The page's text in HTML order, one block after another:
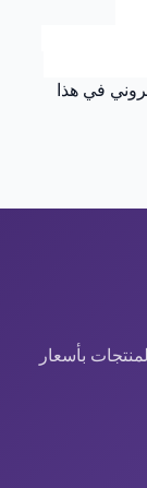
في هذا
بأسعار